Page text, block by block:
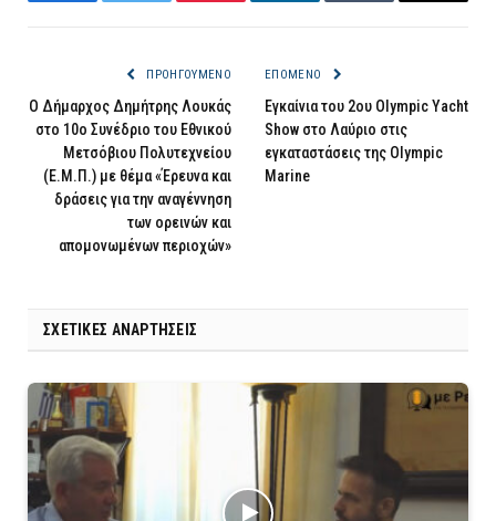
ΠΡΟΗΓΟΎΜΕΝΟ
Ο Δήμαρχος Δημήτρης Λουκάς
στο 10ο Συνέδριο του Εθνικού
Μετσόβιου Πολυτεχνείου
(Ε.Μ.Π.) με θέμα «Έρευνα και
δράσεις για την αναγέννηση
των ορεινών και
απομονωμένων περιοχών»
ΕΠΌΜΕΝΟ
Εγκαίνια του 2ου Olympic Yacht
Show στο Λαύριο στις
εγκαταστάσεις της Olympic
Marine
ΣΧΕΤΙΚΈΣ ΑΝΑΡΤΉΣΕΙΣ